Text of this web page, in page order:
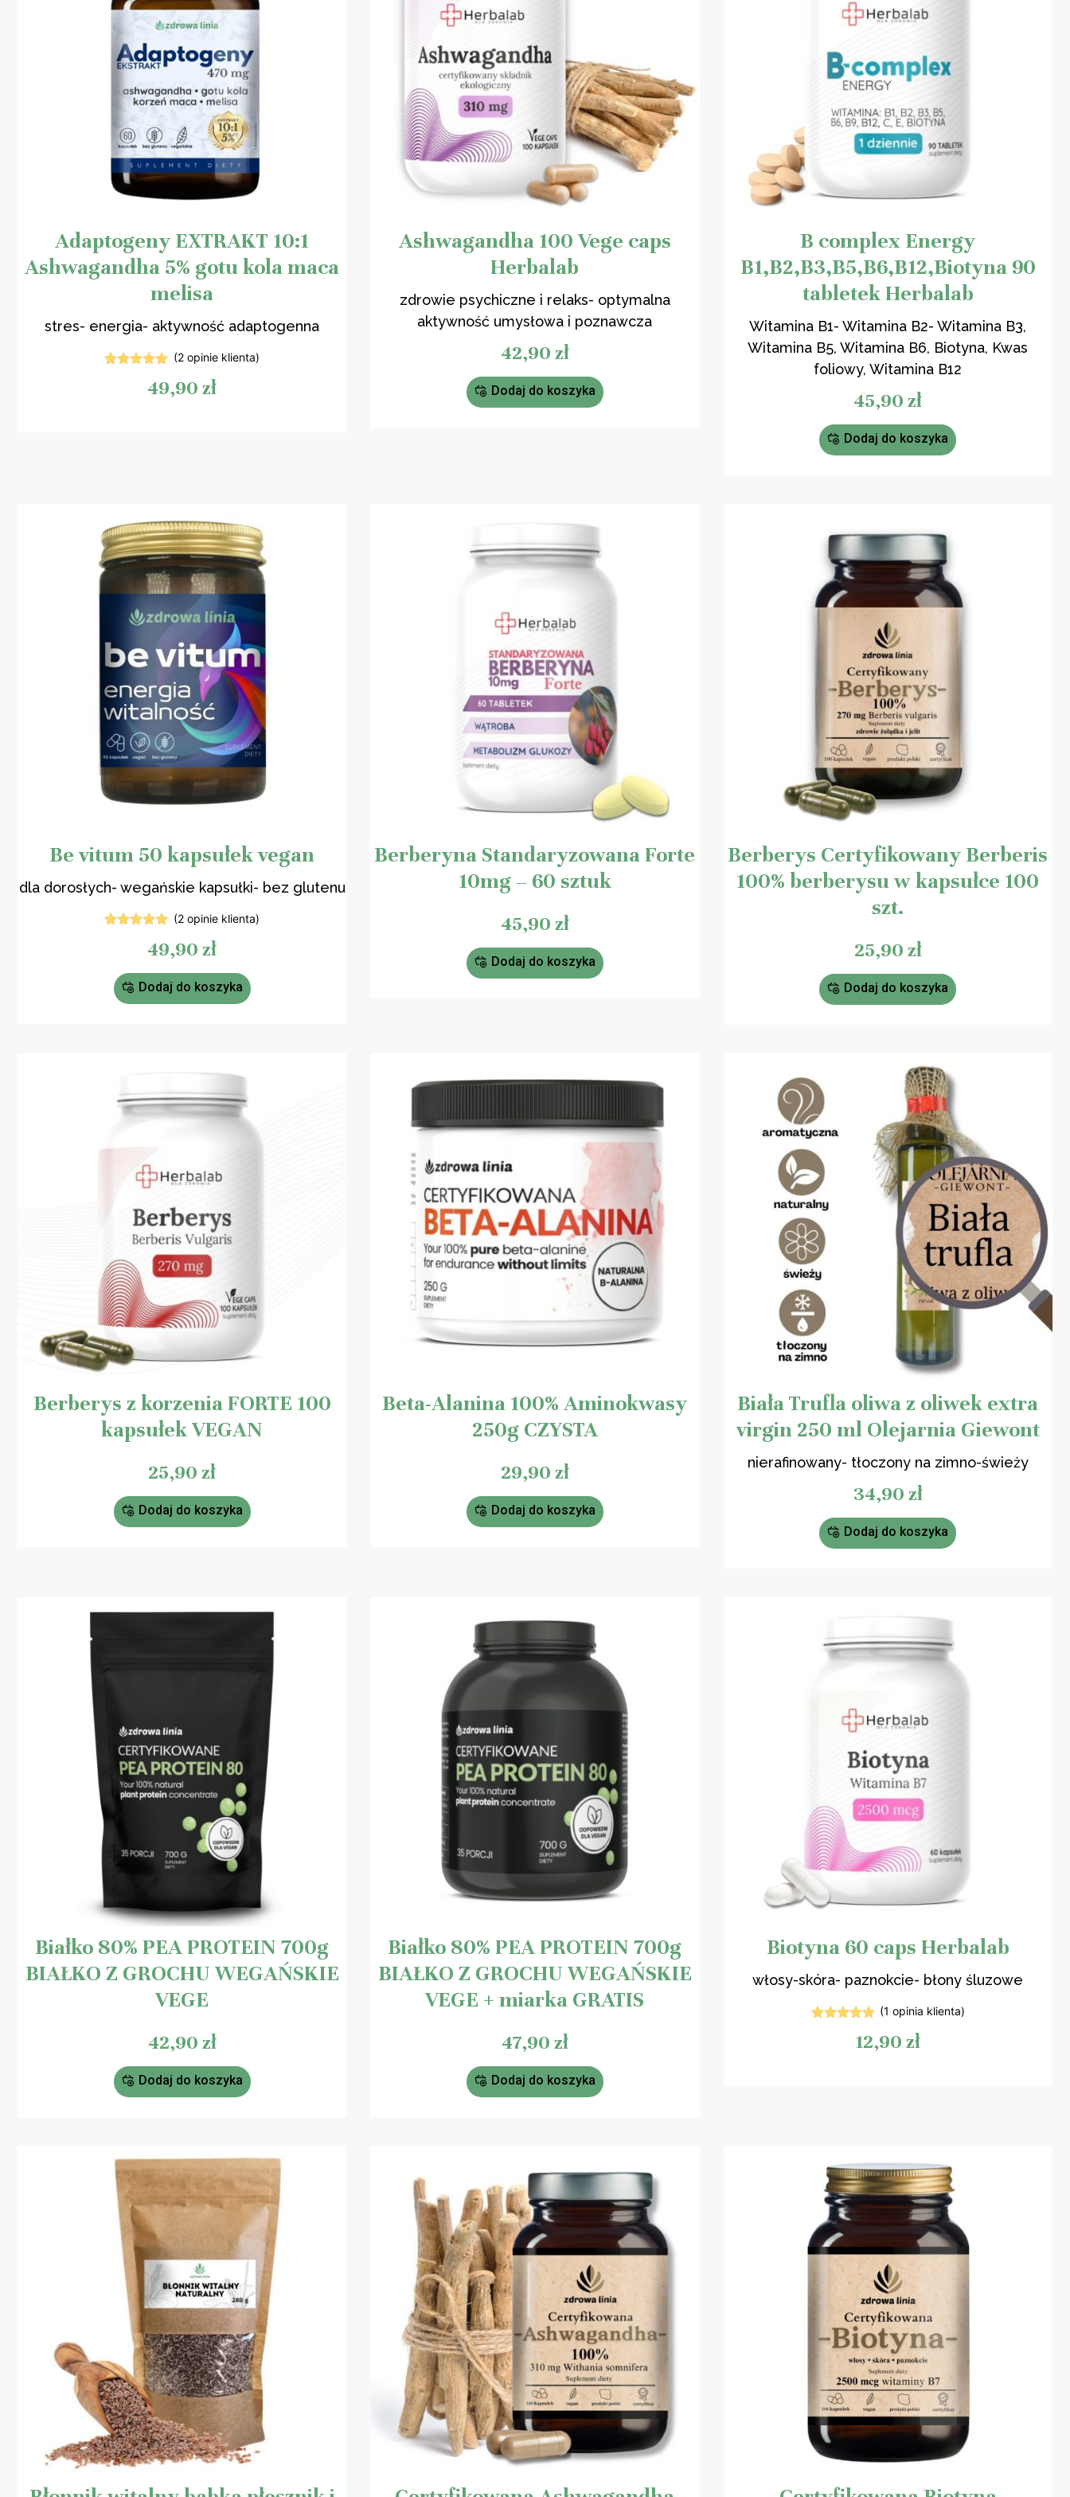
Adaptogeny EXTRAKT 10:1
Ashwagandha 5% gotu kola maca
melisa
stres- energia- aktywność adaptogenna
na 5
(2opinie klienta)
49,90zł
Ashwagandha 100 Vege caps
Herbalab
zdrowie psychiczne i relaks- optymalna
aktywność umysłowa i poznawcza
42,90 zł
Dodaj do koszyka
B complex Energy
B1,B2,B3,B5,B6,B12,Biotyna 90
tabletek Herbalab
Witamina B1- Witamina B2- Witamina B3,
Witamina B5, Witamina B6, Biotyna, Kwas
foliowy, Witamina B12
45,90zł
Dodaj do koszyka
Be vitum 50 kapsułek vegan
dla dorosłych- wegańskie kapsułki- bez glutenu
na 5
podstawie
ocen
klientów
(2opinie klienta)
49,90zł
Dodaj do koszyka
Berberyna Standaryzowana Forte
10mg – 60 sztuk
45,90 zł
Dodaj do koszyka
Berberys Certyfikowany Berberis
100% berberysu w kapsułce 100
szt.
25,90 zł
Dodaj do koszyka
Berberys z korzenia FORTE 100
kapsułek VEGAN
25,90zł
Dodaj do koszyka
Beta-Alanina 100% Aminokwasy
250g CZYSTA
29,90 zł
Dodaj do koszyka
Biała Trufla oliwa z oliwek extra
virgin 250 ml Olejarnia Giewont
nierafinowany- tłoczony na zimno-świeży
34,90 zł
Dodaj do koszyka
Białko 80% PEA PROTEIN 700g
BIAŁKO Z GROCHU WEGAŃSKIE
VEGE
42,90 zł
Dodaj do koszyka
Białko 80% PEA PROTEIN 700g
BIAŁKO Z GROCHU WEGAŃSKIE
VEGE + miarka GRATIS
47,90 zł
Dodaj do koszyka
Biotyna 60 caps Herbalab
włosy-skóra- paznokcie- błony śluzowe
na 5
(1 opinia klienta)
12,90zł